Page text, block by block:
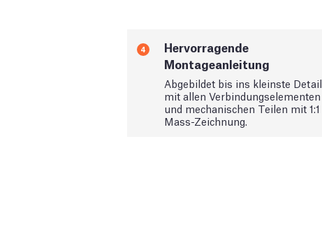
4
Hervorragende
Montageanleitung
Abgebildet bis ins kleinste Detail
mit allen Verbindungselementen
und mechanischen Teilen mit 1:1
Mass-Zeichnung.